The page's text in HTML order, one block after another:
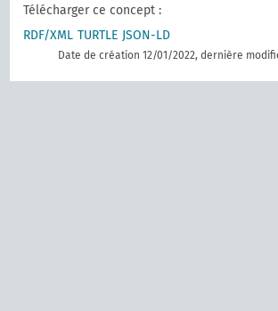
Télécharger ce concept :
RDF/XML TURTLE JSON-LD
Date de création 12/01/2022, dernière